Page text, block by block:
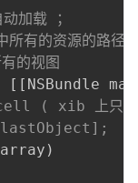
载 ；
有的资源的路径
的视图
[ [ NSBundle
cell ( xib 上只
array )